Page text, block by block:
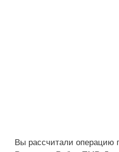
Вы рассчитали операцию